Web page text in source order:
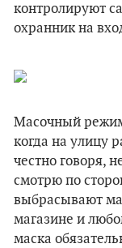
контролируют
охранник на
Масочный
когда на улицу
честно говоря,
смотрю по
выбрасывают
магазине и
маска